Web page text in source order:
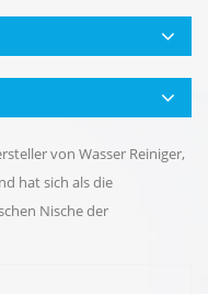
von Wasser Reiniger,
hat sich als die
Nische der